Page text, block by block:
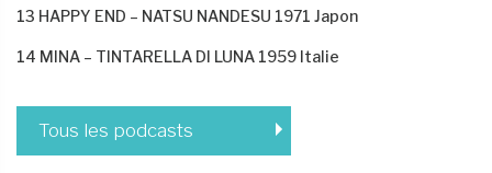
13 HAPPY END – NATSU NANDESU 1971 Japon
14 MINA – TINTARELLA DI LUNA 1959 Italie
Tous les podcasts